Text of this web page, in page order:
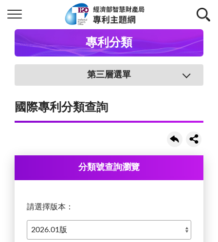
專利分類
第三層選單
國際專利分類查詢
分類號查詢瀏覽
請選擇版本：